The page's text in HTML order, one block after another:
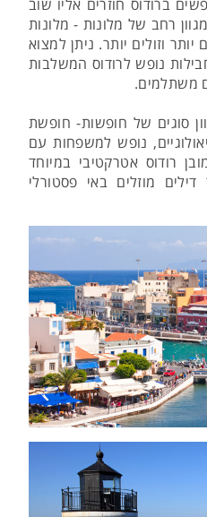
ברודוס חוזרים אליו שוב
רחב של מלונות - מלונות
וזולים יותר. ניתן למצוא
נופש לרודוס המשלבות
משתלמים.
סוגים של חופשות- חופשת
נופש למשפחות עם
רודוס אטרקטיבי במיוחד
מוזלים באי פסטורלי